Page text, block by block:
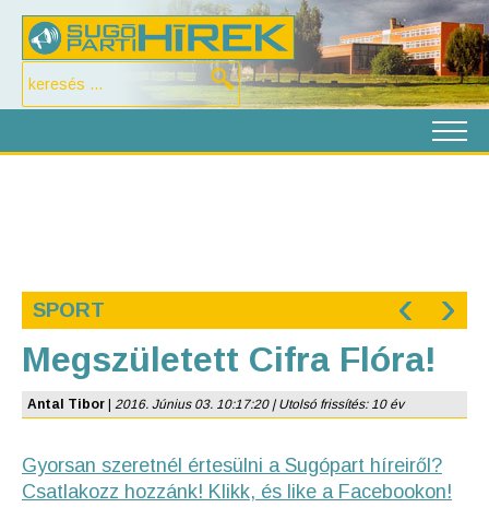
SPORT ‹ ›
Megszületett Cifra Flóra!
Antal Tibor 2016. Június 03. 10:17:20 | Utolsó frissítés: 10 év
Gyorsan szeretnél értesülni a Sugópart híreiről?
Csatlakozz hozzánk! Klikk, és like a Facebookon!